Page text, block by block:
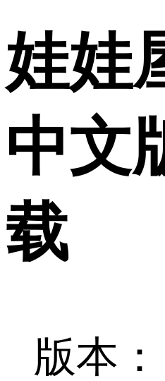
娃娃
中文
载
版本：